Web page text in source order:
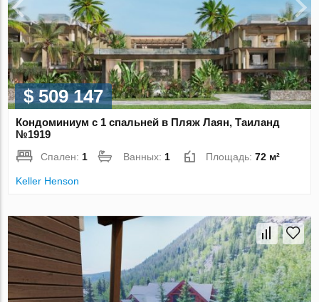
$ 509 147
Кондоминиум с 1 спальней в Пляж Лаян, Таиланд
№1919
Спален:1 Ванных:1 Площадь:72 м²
Keller Henson